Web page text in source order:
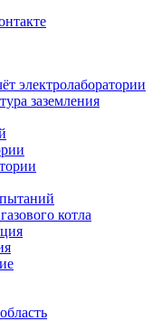
электролаборатории
заземления
котла